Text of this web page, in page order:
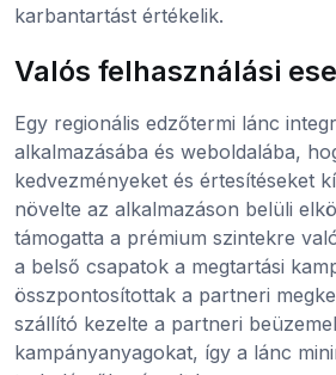
karbantartást értékelik.
Valós felhasználási
Egy regionális edzőtermi lánc
alkalmazásába és weboldalába,
kedvezményeket és értesítéseket
növelte az alkalmazáson belüli
támogatta a prémium szintekre
a belső csapatok a megtartási
összpontosítottak a partneri
szállító kezelte a partneri
kampányanyagokat, így a lánc